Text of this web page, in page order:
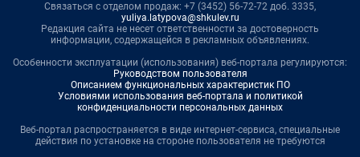
Связаться с отделом продаж: +7 (3452) 56-72-72 доб. 3335,
yuliya.latypova@shkulev.ru
Редакция сайта не несет ответственности за достоверность
информации, содержащейся в рекламных объявлениях.
Особенности эксплуатации (использования) веб-портала регулируются:
Руководством пользователя
Описанием функциональных характеристик ПО
Условиями использования веб-портала и политикой
конфиденциальности персональных данных
Веб-портал распространяется в виде интернет-сервиса, специальные
действия по установке на стороне пользователя не требуются